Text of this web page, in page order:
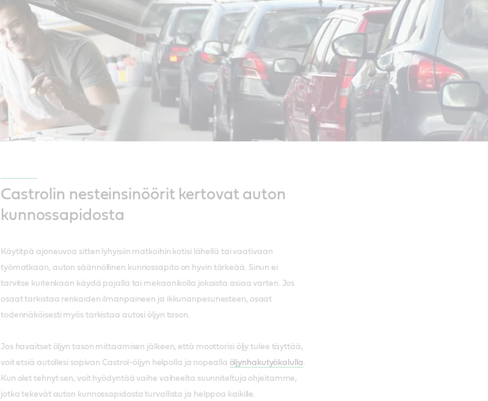
Castrolin nesteinsinöörit kertovat auton
kunnossapidosta
Käytitpä ajoneuvoa sitten lyhyisiin matkoihin kotisi lähellä tai vaativaan
työmatkaan, auton säännöllinen kunnossapito on hyvin tärkeää. Sinun ei
tarvitse kuitenkaan käydä pajalla tai mekaanikolla jokaista asiaa varten. Jos
osaat tarkistaa renkaiden ilmanpaineen ja ikkunanpesunesteen, osaat
todennäköisesti myös tarkistaa autosi öljyn tason.
Jos havaitset öljyn tason mittaamisen jälkeen, että moottorisi öljy tulee täyttää,
voit etsiä autollesi sopivan Castrol-öljyn helpolla ja nopealla öljynhakutyökalulla
Kun olet tehnyt sen, voit hyödyntää vaihe vaiheelta suunniteltuja ohjeitamme,
jotka tekevät auton kunnossapidosta turvallista ja helppoa kaikille.